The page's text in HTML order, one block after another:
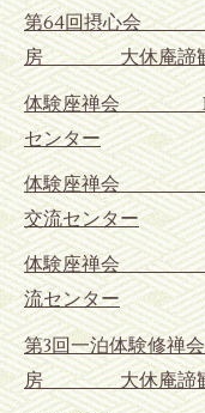
第64回摂心会
房 大休庵諦観
体験座禅会
センター
体験座禅会
交流センター
体験座禅会
流センター
第3回一泊体験修
房 大休庵諦観